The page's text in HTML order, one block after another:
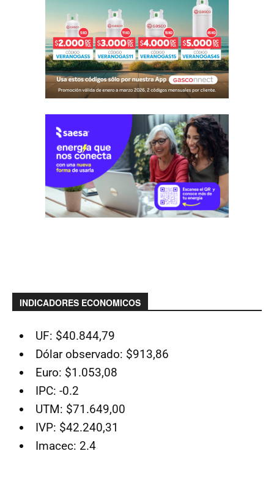
INDICADORES ECONOMICOS
UF: $40.844,79
Dólar observado: $913,86
Euro: $1.053,08
IPC: -0.2
UTM: $71.649,00
IVP: $42.240,31
Imacec: 2.4